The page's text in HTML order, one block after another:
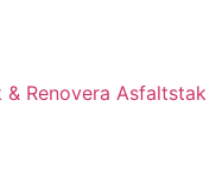
Renovera Asfaltstak